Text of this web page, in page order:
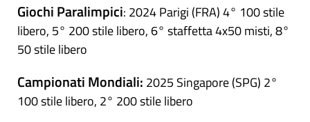
Giochi Paralimpici: 2024 Parigi (FRA) 4° 100 stile
libero, 5° 200 stile libero, 6° staffetta 4x50 misti, 8°
50 stile libero
Campionati Mondiali: 2025 Singapore (SPG) 2°
100 stile libero, 2° 200 stile libero